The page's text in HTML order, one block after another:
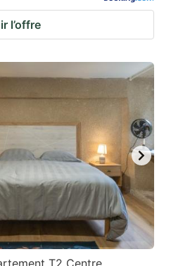
l’offre